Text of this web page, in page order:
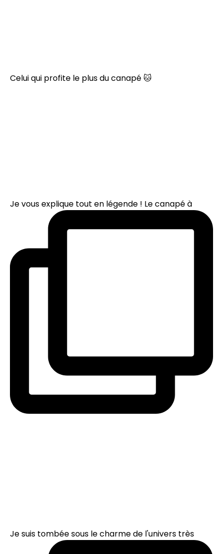
Celui qui profite le plus du canapé 🐱
Je vous explique tout en légende ! Le canapé à
Je suis tombée sous le charme de l'univers très